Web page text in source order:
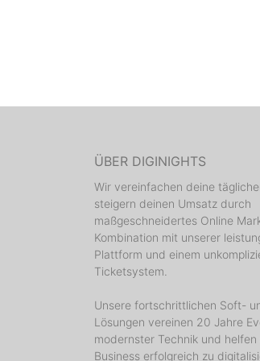
ÜBER DIGINIGHTS
Wir vereinfachen deine
steigern deinen Umsatz durch
maßgeschneidertes Online
Kombination mit unserer
Plattform und einem
Ticketsystem.
Unsere fortschrittlichen Soft-
Lösungen vereinen 20 Jahre
modernster Technik und
Business erfolgreich zu